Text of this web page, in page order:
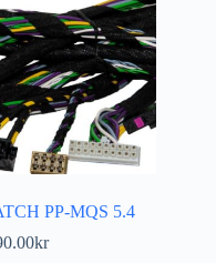
PP-MQS 5.4
kr